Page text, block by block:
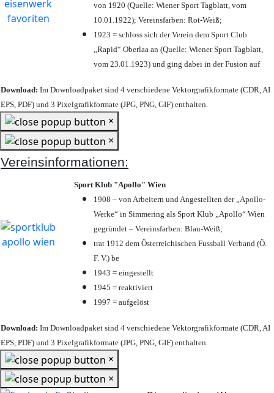
von 1920 (Quelle: Wiener Sport Tagblatt, vom
10.01.1922); Vereinsfarben: Rot-Weiß;
1923 = schloss sich der Verein dem Sport Club
„Rapid“ Oberlaa an (Quelle: Wiener Sport Tagblatt,
vom 23.01.1923) und ging dabei in der Fusion auf
Download: Im Downloadpaket sind 4 verschiedene Vektorgrafikformate (CDR, AI
EPS, PDF) und 3 Pixelgrafikformate (JPG, PNG, GIF) enthalten.
×
×
Vereinsinformationen:
Sport Klub "Apollo" Wien
1908 – von Arbeitern und Angestellten der „Apollo-
Werke“ in Simmering als Sport Klub „Apollo“ Wien
gegründet – Vereinsfarben: Blau-Weiß;
trat 1912 dem Österreichischen Fussball Verband (Ö.
F. V.) be
1943 = eingestellt
1945 = reaktiviert
1997 = aufgelöst
Download: Im Downloadpaket sind 4 verschiedene Vektorgrafikformate (CDR, AI
EPS, PDF) und 3 Pixelgrafikformate (JPG, PNG, GIF) enthalten.
×
×